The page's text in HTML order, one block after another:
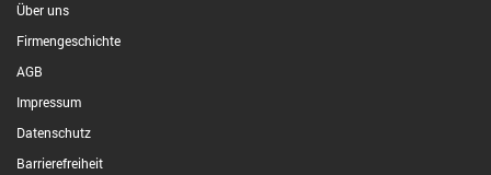
Über uns
Firmengeschichte
AGB
Impressum
Datenschutz
Barrierefreiheit